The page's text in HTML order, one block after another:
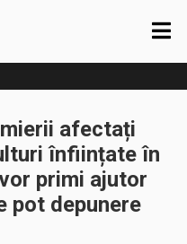
afectați
înființate în
primi ajutor
pot depunere